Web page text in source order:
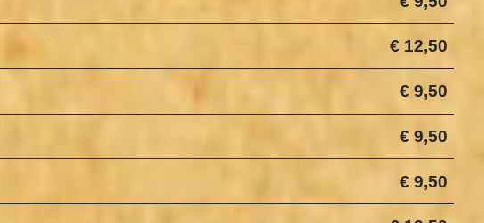
€ 12,50
€ 9,50
€ 9,50
€ 9,50